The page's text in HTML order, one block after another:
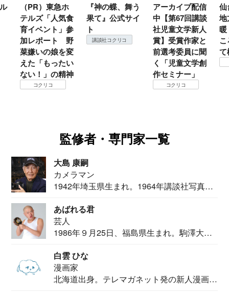
（PR）東急ホ
テルズ「人気食
育イベント」参
加レポート 野
菜嫌いの娘を変
えた「もったい
ない！」の精神
コクリコ
『神の蝶、舞う
果て』公式サイ
ト
講談社コクリコ
アーカイブ配信
中【第67回講談
社児童文学新人
賞】受賞作家と
前選考委員に聞
く「児童文学創
作セミナー」
コクリコ
仙
地
て
監修者・専門家一覧
大島 康嗣
カメラマン
1942年埼玉県生まれ。1964年講談社写真部
あばれる君
芸人
1986年９月25日、福島県生まれ。駒澤大学
白雲 ひな
漫画家
北海道出身。テレマガネット発の新人漫画